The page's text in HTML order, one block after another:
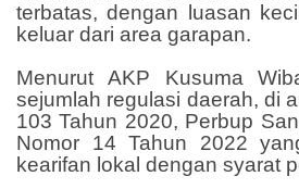
terbatas, dengan luasan
keluar dari area garapan.
Menurut AKP Kusuma
sejumlah regulasi daerah, di
103 Tahun 2020, Perbup
Nomor 14 Tahun 2022
kearifan lokal dengan syarat